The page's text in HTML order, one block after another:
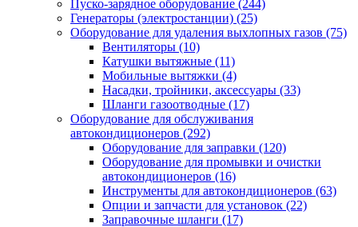
Пуско-зарядное оборудование (244)
Генераторы (электростанции) (25)
Оборудование для удаления выхлопных газов (75)
Вентиляторы (10)
Катушки вытяжные (11)
Мобильные вытяжки (4)
Насадки, тройники, аксессуары (33)
Шланги газоотводные (17)
Оборудование для обслуживания
автокондиционеров (292)
Оборудование для заправки (120)
Оборудование для промывки и очистки
автокондиционеров (16)
Инструменты для автокондиционеров (63)
Опции и запчасти для установок (22)
Заправочные шланги (17)